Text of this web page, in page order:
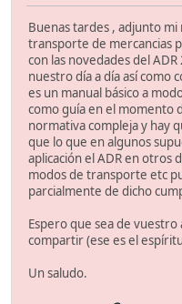
Buenas tardes , adjunto mi
transporte de mercancias
con las novedades del
nuestro día a día así como
es un manual básico a
como guía en el momento
normativa compleja y hay
que lo que en algunos
aplicación el ADR en otros
modos de transporte etc
parcialmente de dicho
Espero que sea de
compartir (ese es el
Un saludo.